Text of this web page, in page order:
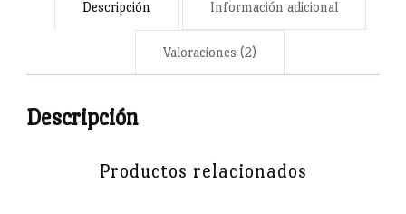
Descripción Información adicional
Valoraciones (2)
Descripción
Camiseta con la icónica flor modernista de Barcelona
Productos relacionados